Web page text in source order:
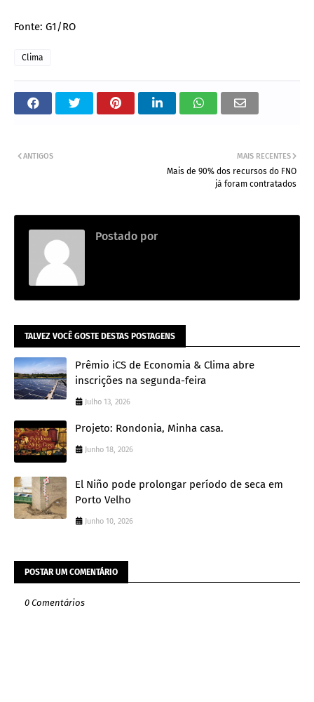
Fonte: G1/RO
Clima
MAIS RECENTES
Mais de 90% dos recursos do FNO
já foram contratados
ANTIGOS
Postado por
TALVEZ VOCÊ GOSTE DESTAS POSTAGENS
Prêmio iCS de Economia & Clima abre
inscrições na segunda-feira
Julho 13, 2026
Projeto: Rondonia, Minha casa.
Junho 18, 2026
El Niño pode prolongar período de seca em
Porto Velho
Junho 10, 2026
POSTAR UM COMENTÁRIO
0 Comentários